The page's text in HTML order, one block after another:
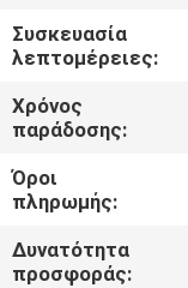
ΕΛΆΤΕ
ΣΕ
ΕΠΑΦΉ
ΜΕ
ΕΙΔΉΣΕΙΣ
Συσκευασία
λεπτομέρειες:
Χρόνος
παράδοσης:
Όροι
πληρωμής:
Δυνατότητα
προσφοράς: